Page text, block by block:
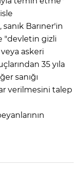
sanık Barıner'in
"devletin gizli
askeri
35 yıla
sanığı
verilmesini talep